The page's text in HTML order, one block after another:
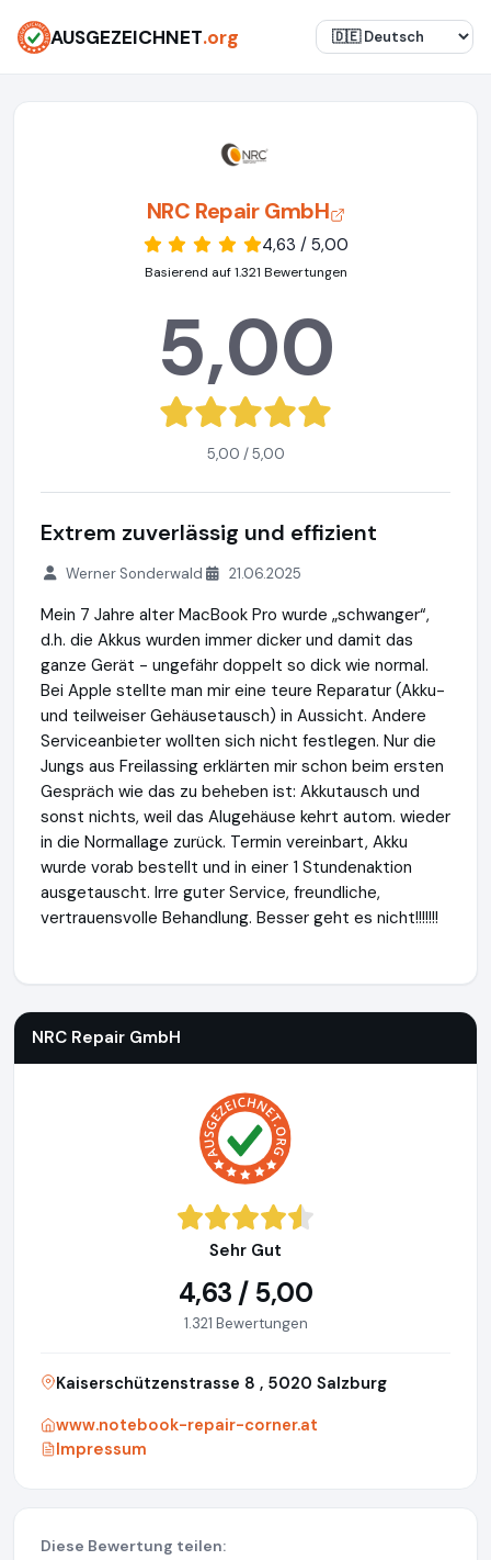
AUSGEZEICHNET.org
NRC Repair GmbH
4,63 / 5,00
Basierend auf 1.321 Bewertungen
5,00
5,00 / 5,00
Extrem zuverlässig und effizient
Werner Sonderwald 21.06.2025
Mein 7 Jahre alter MacBook Pro wurde „schwanger“,
d.h. die Akkus wurden immer dicker und damit das
ganze Gerät - ungefähr doppelt so dick wie normal.
Bei Apple stellte man mir eine teure Reparatur (Akku-
und teilweiser Gehäusetausch) in Aussicht. Andere
Serviceanbieter wollten sich nicht festlegen. Nur die
Jungs aus Freilassing erklärten mir schon beim ersten
Gespräch wie das zu beheben ist: Akkutausch und
sonst nichts, weil das Alugehäuse kehrt autom. wieder
in die Normallage zurück. Termin vereinbart, Akku
wurde vorab bestellt und in einer 1 Stundenaktion
ausgetauscht. Irre guter Service, freundliche,
vertrauensvolle Behandlung. Besser geht es nicht!!!!!!!
NRC Repair GmbH
Sehr Gut
4,63 / 5,00
1.321 Bewertungen
Kaiserschützenstrasse 8 , 5020 Salzburg
www.notebook-repair-corner.at
Impressum
Diese Bewertung teilen: